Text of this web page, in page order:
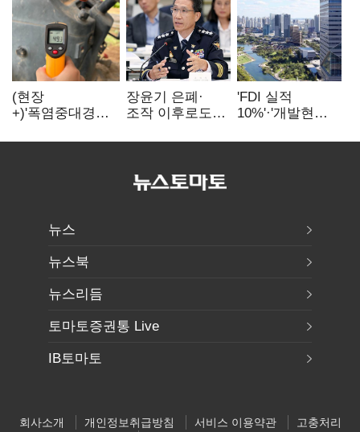
(현장
+)'폭염중대경보'
이주노동자는
장윤기 은폐·
조작 이후로도
내부비위…경찰
'FDI 실적
10%'·'개발현안
인천경제청장
뉴스
뉴스북
뉴스리듬
토마토증권통 Live
IB토마토
회사소개 개인정보취급방침 서비스 이용약관
고충처리